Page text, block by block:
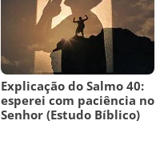
Explicação do Salmo 40:
esperei com paciência no
Senhor (Estudo Bíblico)